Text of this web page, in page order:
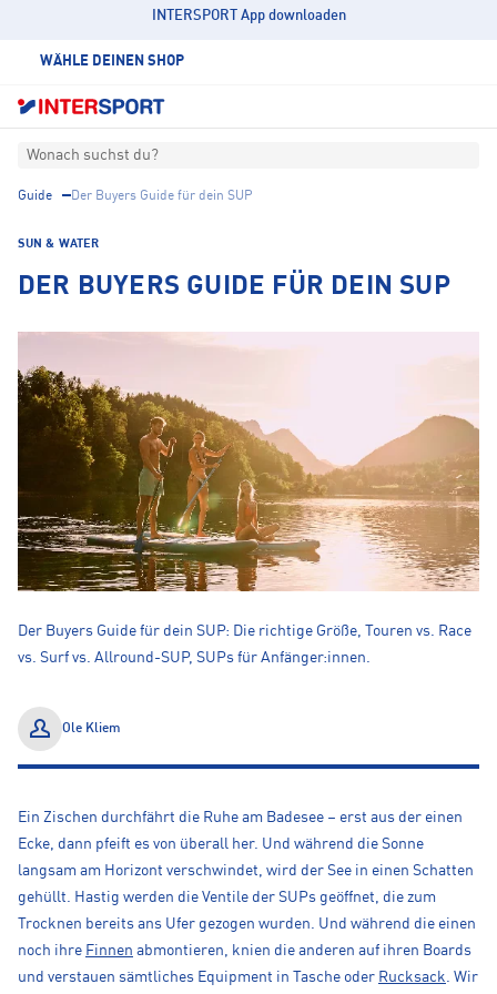
INTERSPORT App downloaden
WÄHLE DEINEN SHOP
Wonach suchst du?
Guide Der Buyers Guide für dein SUP
SUN & WATER
DER BUYERS GUIDE FÜR DEIN SUP
Der Buyers Guide für dein SUP: Die richtige Größe, Touren vs. Race
vs. Surf vs. Allround-SUP, SUPs für Anfänger:innen.
Ole Kliem
Ein Zischen durchfährt die Ruhe am Badesee – erst aus der einen
Ecke, dann pfeift es von überall her. Und während die Sonne
langsam am Horizont verschwindet, wird der See in einen Schatten
gehüllt. Hastig werden die Ventile der SUPs geöffnet, die zum
Trocknen bereits ans Ufer gezogen wurden. Und während die einen
noch ihre Finnen abmontieren, knien die anderen auf ihren Boards
und verstauen sämtliches Equipment in Tasche oder Rucksack . Wir